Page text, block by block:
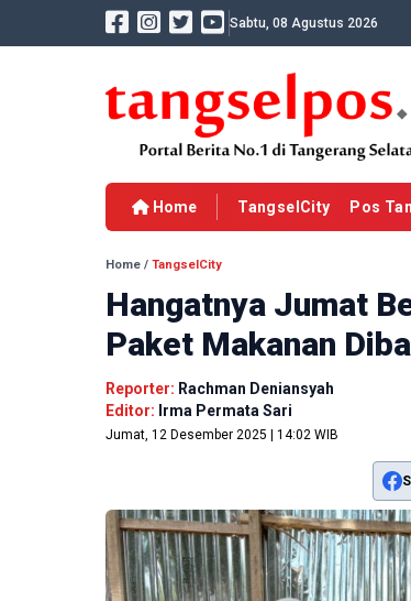
Sabtu, 08 Agustus 2026
Home TangselCity Pos
Home / TangselCity
Hangatnya Jumat
Paket Makanan
Reporter: Rachman Deniansyah
Editor: Irma Permata Sari
Jumat, 12 Desember 2025 | 14:02 WIB